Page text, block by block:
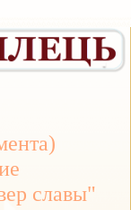
славы"